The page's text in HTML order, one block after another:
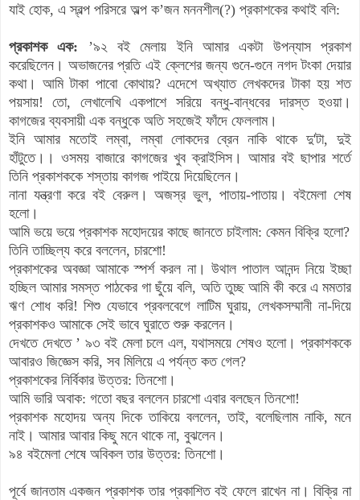
যাই হোক, এ স্বল্প পরিসরে অল্প ক’জন মননশীল(?) প্রকাশকের কথাই বলি:
প্রকাশক এক: ’৯২ বই মেলায় ইনি আমার একটা উপন্যাস প্রকাশ
করেছিলেন। অভাজনের প্রতি এই ক্লেশের জন্য গুনে-গুনে নগদ টংকা দেয়ার
কথা। আমি টাকা পাবো কোথায়? এদেশে অখ্যাত লেখকদের টাকা হয় শত
পয়সায়! তো, লেখালেখি একপাশে সরিয়ে বন্ধু-বান্ধবের দারস্ত হওয়া।
কাগজের ব্যবসায়ী এক বন্ধুকে অতি সহজেই ফাঁদে ফেললাম।
ইনি আমার মতোই লম্বা, লম্বা লোকদের ব্রেননাকিথাকে দু'টা, দুই
হাঁটুতে। । ওসময় বাজারে কাগজের খুব ক্রাইসিস। আমার বই ছাপার শর্তে
তিনি প্রকাশককে শস্তায় কাগজ পাইয়ে দিয়েছিলেন।
নানা যন্ত্রণা করে বই বেরুল। অজস্র ভুল, পাতায়-পাতায়। বইমেলা শেষ
হলো।
আমি ভয়ে ভয়ে প্রকাশক মহোদয়ের কাছে জানতে চাইলাম: কেমন বিক্রি হলো?
তিনি তাচ্ছিল্য করে বললেন, চারশো!
প্রকাশকের অবজ্ঞা আমাকে স্পর্শ করল না। উথাল পাতাল আনন্দ নিয়ে ইচ্ছা
হচ্ছিল আমার সমস্ত পাঠকের গা ছুঁয়ে বলি, অতি তুচ্ছ আমি কী করে এ মমতার
ঋণ শোধ করি! শিশু যেভাবে প্রবলবেগে লাটিম ঘুরায়, লেখকসম্মানী না-দিয়ে
প্রকাশকও আমাকে সেই ভাবে ঘুরাতে শুরু করলেন।
দেখতে দেখতে ’ ৯৩ বই মেলা চলে এল, যথাসময়ে শেষও হলো। প্রকাশককে
আবারও জিজ্ঞেস করি, সব মিলিয়ে এ পর্যন্ত কত গেল?
প্রকাশকের নির্বিকার উত্তর: তিনশো।
আমি ভারি অবাক: গতো বছর বললেন চারশো এবার বলছেন তিনশো!
প্রকাশক মহোদয় অন্য দিকে তাকিয়ে বললেন, তাই, বলেছিলাম নাকি, মনে
নাই। আমার আবার কিছু মনে থাকে না, বুঝলেন।
৯৪ বইমেলা শেষে অবিকল তার উত্তর: তিনশো।
পূর্বে জানতাম একজন প্রকাশক তার প্রকাশিত বই ফেলে রাখেন না। বিক্রি না